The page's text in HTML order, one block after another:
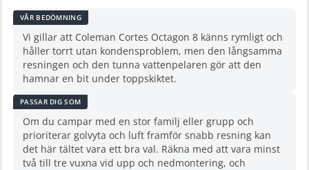
VÅR BEDÖMNING
Vi gillar att Coleman Cortes Octagon 8 känns rymligt och
håller torrt utan kondensproblem, men den långsamma
resningen och den tunna vattenpelaren gör att den
hamnar en bit under toppskiktet.
PASSAR DIG SOM
Om du campar med en stor familj eller grupp och
prioriterar golvyta och luft framför snabb resning kan
det här tältet vara ett bra val. Räkna med att vara minst
två till tre vuxna vid upp och nedmontering, och